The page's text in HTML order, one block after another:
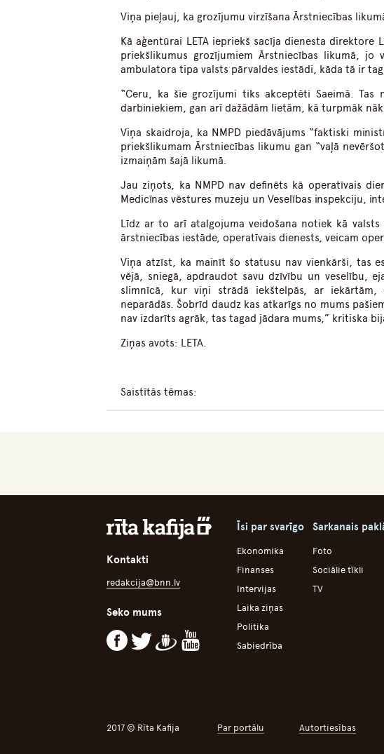
Viņa pieļauj, ka grozījumu virzīšana Ārstniecības
Kā aģentūrai LETA iepriekš sacīja dienesta direktore
priekšlikumus grozījumiem Ārstniecības likumā, jo
ambulatora tipa valsts pārvaldes iestādi, kāda tā ir
“Ceru, ka šie grozījumi tiks akceptēti Saeimā.
darbiniekiem, gan arī dažādām lietām, kā turpmāk
Viņa skaidroja, ka NMPD piedāvājums “faktiski
priekšlikumam Ārstniecības likumu gan “vaļā
izmaiņām šajā likumā.
Jau ziņots, ka NMPD nav definēts kā operatīvais
Medicīnas vēstures muzeju un Veselības inspekciju,
Līdz ar to arī atalgojuma veidošana notiek kā valsts
ārstniecības iestāde, operatīvais dienests, veicam
Viņa atzīst, ka mainīt šo statusu nav vienkārši, tas
vējā, sniegā, apdraudot savu dzīvību un veselību,
slimnīcā, kur viņi strādā iekštelpās, ar
neparādās. Šobrīd daudz kas atkarīgs no mums
nav izdarīts agrāk, tas tagad jādara mums,” kritiska
Ziņas avots: LETA.
Saistītās tēmas:
Kontakti
redakcija@bnn.lv
Seko mums
Īsi par svarīgo
Ekonomika
Finanses
Intervijas
Laika ziņas
Politika
Sabiedrība
Sarkanais
Foto
Sociālie tīkli
TV
2017 © Rīta Kafija Par portālu Autortiesības